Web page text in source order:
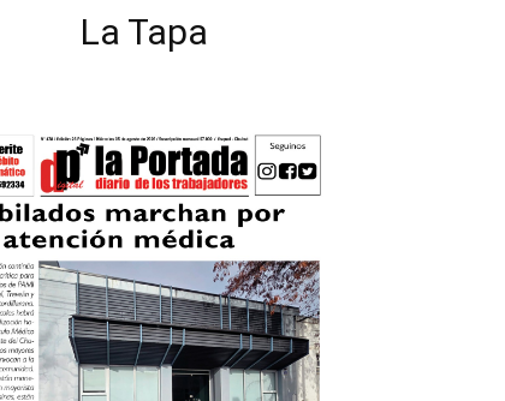
La Tapa